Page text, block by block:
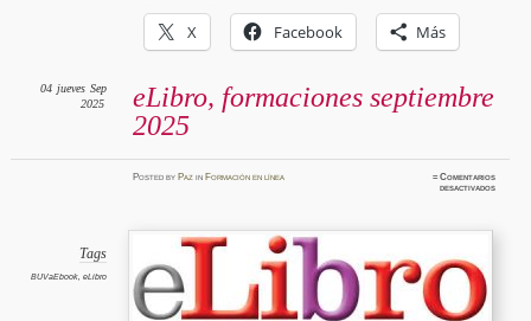
X Facebook Más
eLibro, formaciones septiembre
2025
04 jueves Sep
2025
Postedby Paz in Formación en línea ≈Comentarios
desactivadosen
Tags
BUVaEbook, eLibro